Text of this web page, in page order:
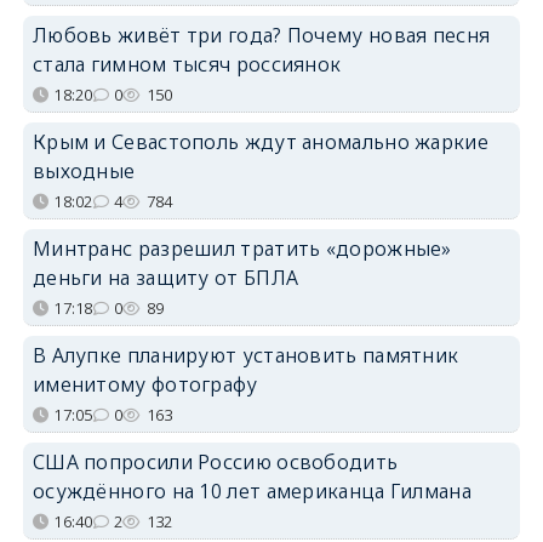
Любовь живёт три года? Почему новая песня
стала гимном тысяч россиянок
18:20 0 150
Крым и Севастополь ждут аномально жаркие
выходные
18:02 4 784
Минтранс разрешил тратить «дорожные»
деньги на защиту от БПЛА
17:18 0 89
В Алупке планируют установить памятник
именитому фотографу
17:05 0 163
США попросили Россию освободить
осуждённого на 10 лет американца Гилмана
16:40 2 132